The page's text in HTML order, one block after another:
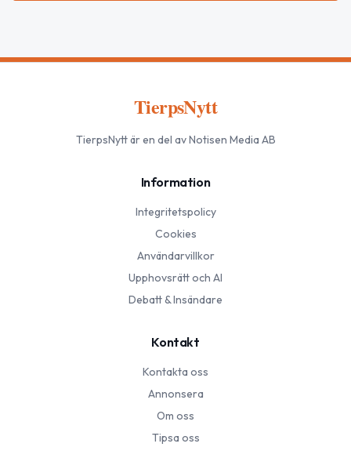
TierpsNytt
TierpsNyttär en del av Notisen Media AB
Information
Integritetspolicy
Cookies
Användarvillkor
Upphovsrätt och AI
Debatt & Insändare
Kontakt
Kontakta oss
Annonsera
Om oss
Tipsa oss